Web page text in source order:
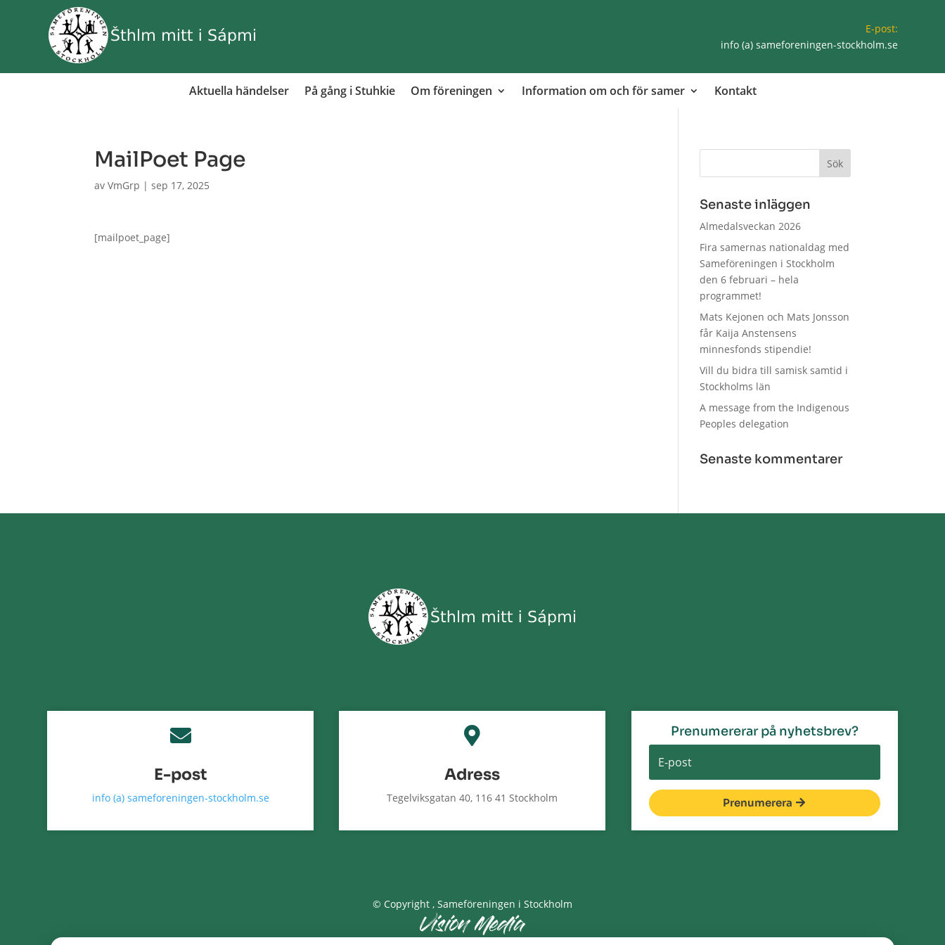
E-post:
info (a) sameforeningen-stockholm.se
Aktuella händelser På gång i Stuhkie Om föreningen Information om och för samer Kontakt
MailPoet Page
avVmGrp |sep 17, 2025
[mailpoet_page]
Senaste inläggen
Almedalsveckan 2026
Fira samernas nationaldag med
Sameföreningen i Stockholm
den 6 februari – hela
programmet!
Mats Kejonen och Mats Jonsson
får Kaija Anstensens
minnesfonds stipendie!
Vill du bidra till samisk samtid i
Stockholms län
A message from the Indigenous
Peoples delegation
Senaste kommentarer

E-post
info (a) sameforeningen-stockholm.se

Adress
Tegelviksgatan 40, 116 41 Stockholm
Prenumererar på nyhetsbrev?
Prenumerera
© Copyright , Sameföreningen i Stockholm